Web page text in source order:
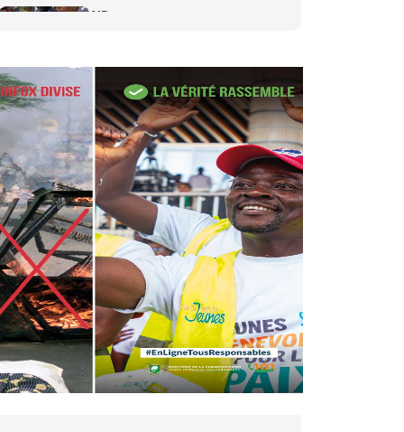
AIP
Sadio Camara tué lors
d’attaques...
AIP
22 avr. 2026, 16:41
Des bureaux ravagés dans un
incendie survenu à la mairie...
AIP
10 avr. 2026, 09:48
Nommé Médiateur de la
République, Gaoussou Touré
prend officiellement fonction
AIP
13 mars 2026, 10:43
Nécrologie : décès de
Guillaume Houphouët-Boigny,
fils du Père fondateur...